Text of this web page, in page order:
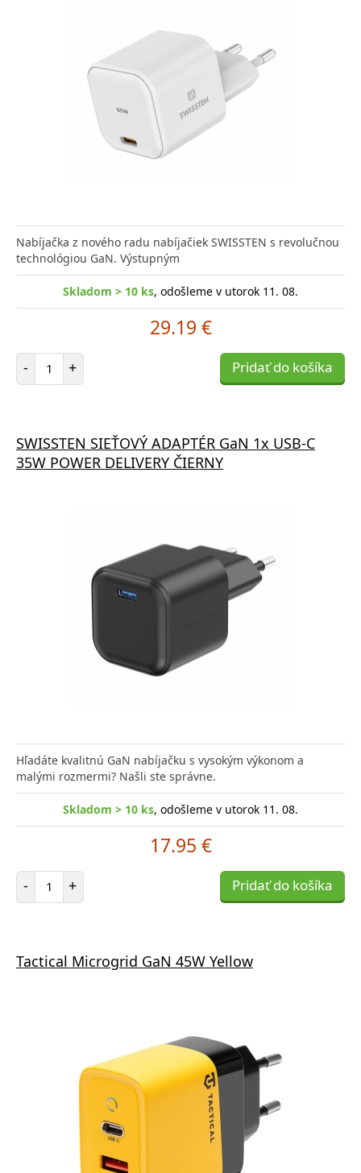
Nabíjačka z nového radu nabíjačiek SWISSTEN s revolučnou
technológiou GaN. Výstupným
Skladom > 10 ks, odošleme v utorok 11. 08.
29.19 €
- Počet položiek
+ Pridať do košíka
SWISSTEN SIEŤOVÝ ADAPTÉR GaN 1x USB-C
35W POWER DELIVERY ČIERNY
Hľadáte kvalitnú GaN nabíjačku s vysokým výkonom a
malými rozmermi? Našli ste správne.
Skladom > 10 ks, odošleme v utorok 11. 08.
17.95 €
- Počet položiek
+ Pridať do košíka
Tactical Microgrid GaN 45W Yellow